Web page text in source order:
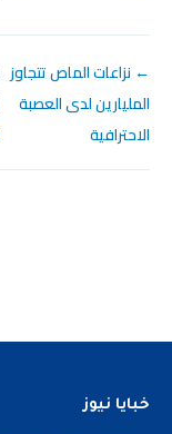
← نزاعات الماص تتجاوز
المليارين لدى العصبة
الاحترافية
خبايا نيوز